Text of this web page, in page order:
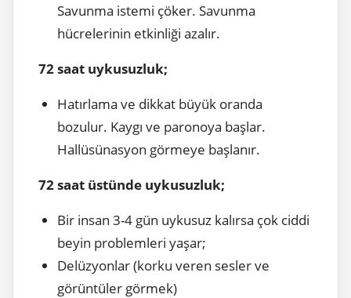
Savunma istemi çöker. Savunma
hücrelerinin etkinliği azalır.
72 saat uykusuzluk;
Hatırlama ve dikkat büyük oranda
bozulur. Kaygı ve paronoya başlar.
Hallüsünasyon görmeye başlanır.
72 saat üstünde uykusuzluk;
Bir insan 3-4 gün uykusuz kalırsa çok ciddi
beyin problemleri yaşar;
Delüzyonlar (korku veren sesler ve
görüntüler görmek)